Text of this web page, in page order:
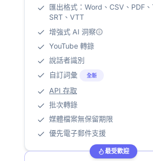
匯出格式：Word、CSV、PDF、
SRT、VTT
增強式 AI 洞察
YouTube 轉錄
說話者識別
自訂詞彙
全新
API 存取
批次轉錄
媒體檔案無保留期限
優先電子郵件支援
最受歡迎